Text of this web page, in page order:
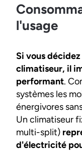
l'usage
Si vous
climatiseur, il
performant.
systèmes les
énergivores
Un climatiseur
multi-split)
d'électricité